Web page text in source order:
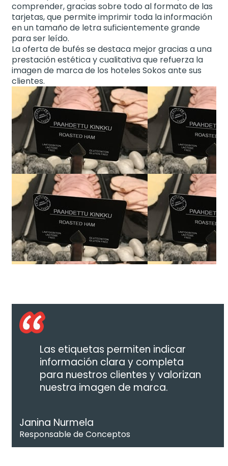
comprender, gracias sobre todo al formato de las
tarjetas, que permite imprimir toda la información
en un tamaño de letra suficientemente grande
para ser leído.
La oferta de bufés se destaca mejor gracias a una
prestación estética y cualitativa que refuerza la
imagen de marca de los hoteles Sokos ante sus
clientes.
Las etiquetas permiten indicar
información clara y completa
para nuestros clientes y valorizan
nuestra imagen de marca.
Janina Nurmela
Responsable de Conceptos